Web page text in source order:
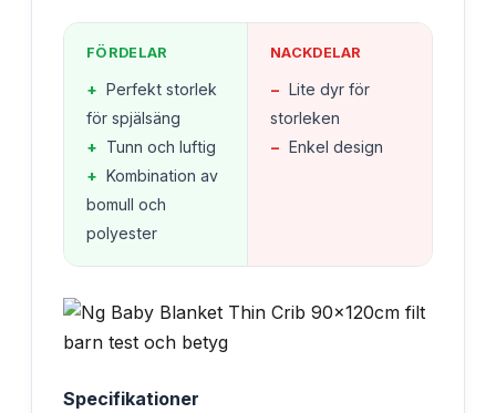
FÖRDELAR
+ Perfekt storlek
för spjälsäng
+ Tunn och luftig
+ Kombination av
bomull och
polyester
NACKDELAR
− Lite dyr för
storleken
− Enkel design
Specifikationer